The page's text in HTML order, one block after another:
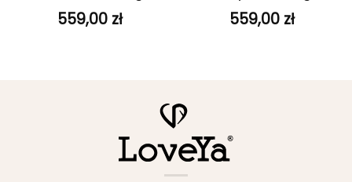
559,00 zł 559,00 zł